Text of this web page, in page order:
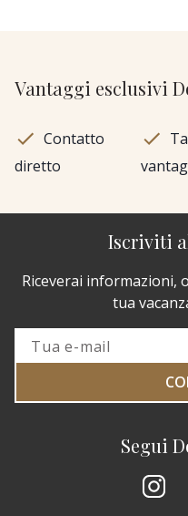
Vantaggi esclusivi
Contatto
diretto
Segui
Iscriviti
Riceverai informazioni,
tua